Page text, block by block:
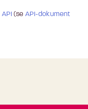
API (seAPI-dokument